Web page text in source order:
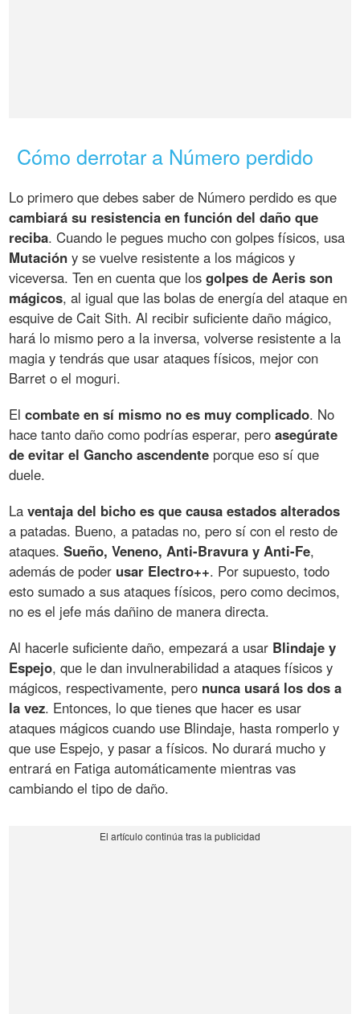
Cómo derrotar a Número perdido
Lo primero que debes saber de Número perdido es que
cambiará su resistencia en función del daño que
reciba. Cuando le pegues mucho con golpes físicos, usa
Mutación y se vuelve resistente a los mágicos y
viceversa. Ten en cuenta que losgolpes de Aeris son
mágicos, al igual que las bolas de energía del ataque en
esquive de Cait Sith. Al recibir suficiente daño mágico,
hará lo mismo pero a la inversa, volverse resistente a la
magia y tendrás que usar ataques físicos, mejor con
Barret o el moguri.
Elcombate en sí mismo no es muy complicado. No
hace tanto daño como podrías esperar, peroasegúrate
de evitar el Gancho ascendente porque eso sí que
duele.
Laventaja del bicho es que causa estados alterados
a patadas. Bueno, a patadas no, pero sí con el resto de
ataques.Sueño, Veneno, Anti-Bravura y Anti-Fe,
además de poder usar Electro++. Por supuesto, todo
esto sumado a sus ataques físicos, pero como decimos,
no es el jefe más dañino de manera directa.
Al hacerle suficiente daño, empezará a usar Blindaje y
Espejo, que le dan invulnerabilidad a ataques físicos y
mágicos, respectivamente, pero nunca usará los dos a
la vez. Entonces, lo que tienes que hacer es usar
ataques mágicos cuando use Blindaje, hasta romperlo y
que use Espejo, y pasar a físicos. No durará mucho y
entrará en Fatiga automáticamente mientras vas
cambiando el tipo de daño.